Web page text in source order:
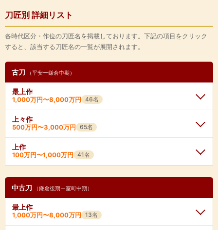
刀匠別 詳細リスト
各時代区分・作位の刀匠名を掲載しております。下記の項目をクリック
すると、該当する刀匠名の一覧が展開されます。
古刀 （平安ー鎌倉中期）
最上作
1,000万円〜8,000万円 46名
藤四郎吉光
★1,500万円〜8,000万円
1,500万円〜8,000万円
大原安綱
三条吉家 ★ 1,000万円〜6,000万円
粟田口国友
★600万円〜3,500万円
古備前包平
上々作
500万円〜3,000万円 65名
青江俊次
古備前友安
古備前近包
長船景秀
古備前吉包
一文字吉包
上作
100万円〜1,000万円 41名
九朗左衛門尉一海
一文字家忠
一文字家信
奥州宝寿
筑州良西
長船景依
中古刀 （鎌倉後期ー室町中期）
最上作
1,000万円〜8,000万円 13名